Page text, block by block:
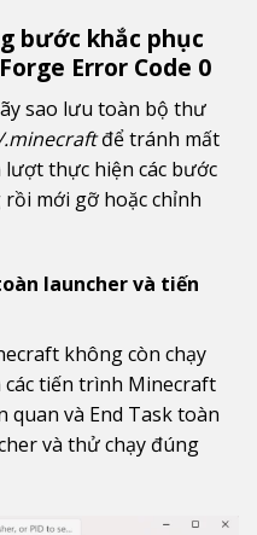
bước khắc phục
Error Code 0
sao lưu toàn bộ thư
.minecraftđể tránh mất
thực hiện các bước
mới gỡ hoặc chỉnh
launcher và tiến
không còn chạy
tiến trình Minecraft
quan và End Task toàn
và thử chạy đúng